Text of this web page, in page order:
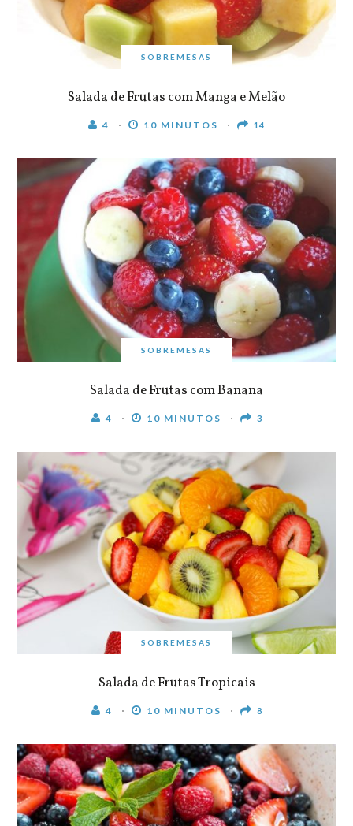
SOBREMESAS
Salada de Frutas com Manga e Melão
4 10 MINUTOS 14
SOBREMESAS
Salada de Frutas com Banana
4 10 MINUTOS 3
SOBREMESAS
Salada de Frutas Tropicais
4 10 MINUTOS 8